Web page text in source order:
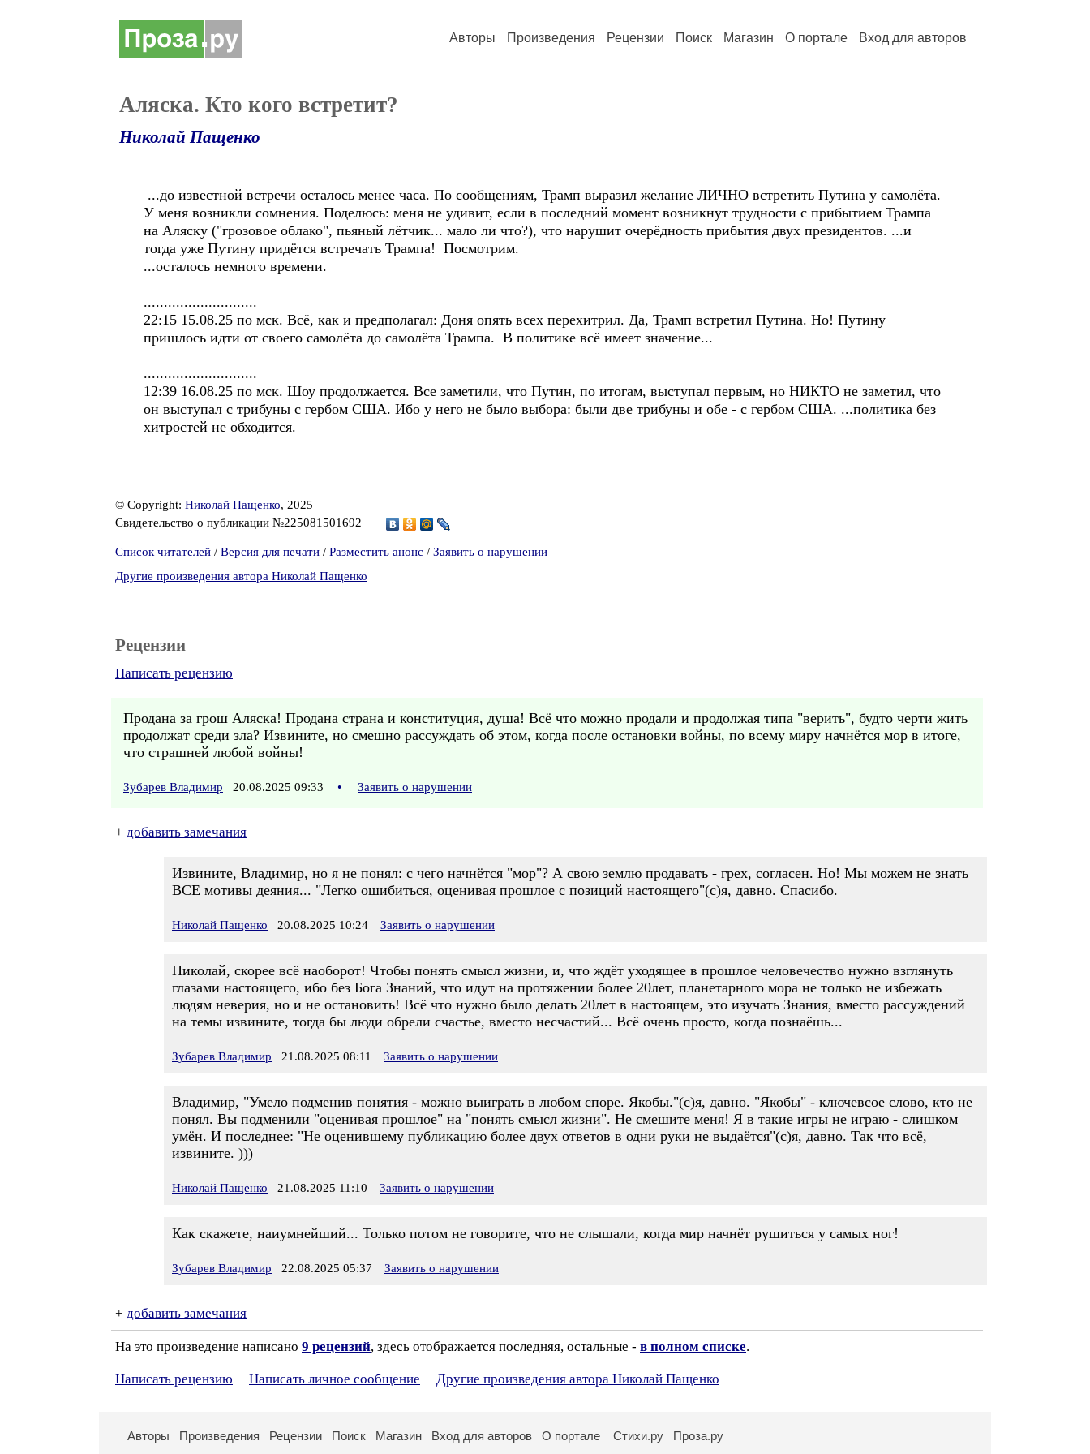
Авторы Произведения Рецензии Поиск Магазин О портале Вход для авторов
Аляска. Кто кого встретит?
Николай Пащенко
...до известной встречи осталось менее часа. По сообщениям, Трамп выразил желание ЛИЧНО встретить Путина у самолёта.
У меня возникли сомнения. Поделюсь: меня не удивит, если в последний момент возникнут трудности с прибытием Трампа
на Аляску ("грозовое облако", пьяный лётчик... мало ли что?), что нарушит очерёдность прибытия двух президентов. ...и
тогда уже Путину придётся встречать Трампа! Посмотрим.
...осталось немного времени.
............................
22:15 15.08.25 по мск. Всё, как и предполагал: Доня опять всех перехитрил. Да, Трамп встретил Путина. Но! Путину
пришлось идти от своего самолёта до самолёта Трампа. В политике всё имеет значение...
............................
12:39 16.08.25 по мск. Шоу продолжается. Все заметили, что Путин, по итогам, выступал первым, но НИКТО не заметил, что
он выступал с трибуны с гербом США. Ибо у него не было выбора: были две трибуны и обе - с гербом США. ...политика без
хитростей не обходится.
© Copyright: Николай Пащенко, 2025
Свидетельство о публикации №225081501692
Список читателей / Версия для печати / Разместить анонс / Заявить о нарушении
Другие произведения автора Николай Пащенко
Рецензии
Написать рецензию
Продана за грош Аляска! Продана страна и конституция, душа! Всё что можно продали и продолжая типа "верить", будто черти жить
продолжат среди зла? Извините, но смешно рассуждать об этом, когда после остановки войны, по всему миру начнётся мор в итоге,
что страшней любой войны!
Зубарев Владимир 20.08.2025 09:33 • Заявить о нарушении
+ добавить замечания
Извините, Владимир, но я не понял: с чего начнётся "мор"? А свою землю продавать - грех, согласен. Но! Мы можем не знать
ВСЕ мотивы деяния... "Легко ошибиться, оценивая прошлое с позиций настоящего"(с)я, давно. Спасибо.
Николай Пащенко 20.08.2025 10:24 Заявить о нарушении
Николай, скорее всё наоборот! Чтобы понять смысл жизни, и, что ждёт уходящее в прошлое человечество нужно взглянуть
глазами настоящего, ибо без Бога Знаний, что идут на протяжении более 20лет, планетарного мора не только не избежать
людям неверия, но и не остановить! Всё что нужно было делать 20лет в настоящем, это изучать Знания, вместо рассуждений
на темы извините, тогда бы люди обрели счастье, вместо несчастий... Всё очень просто, когда познаёшь...
Зубарев Владимир 21.08.2025 08:11 Заявить о нарушении
Владимир, "Умело подменив понятия - можно выиграть в любом споре. Якобы."(с)я, давно. "Якобы" - ключевсое слово, кто не
понял. Вы подменили "оценивая прошлое" на "понять смысл жизни". Не смешите меня! Я в такие игры не играю - слишком
умён. И последнее: "Не оценившему публикацию более двух ответов в одни руки не выдаётся"(с)я, давно. Так что всё,
извините. )))
Николай Пащенко 21.08.2025 11:10 Заявить о нарушении
Как скажете, наиумнейший... Только потом не говорите, что не слышали, когда мир начнёт рушиться у самых ног!
Зубарев Владимир 22.08.2025 05:37 Заявить о нарушении
+ добавить замечания
На это произведение написано 9 рецензий, здесь отображается последняя, остальные - в полном списке.
Написать рецензию Написать личное сообщение Другие произведения автора Николай Пащенко
Авторы Произведения Рецензии Поиск Магазин Вход для авторов О портале Стихи.ру Проза.ру